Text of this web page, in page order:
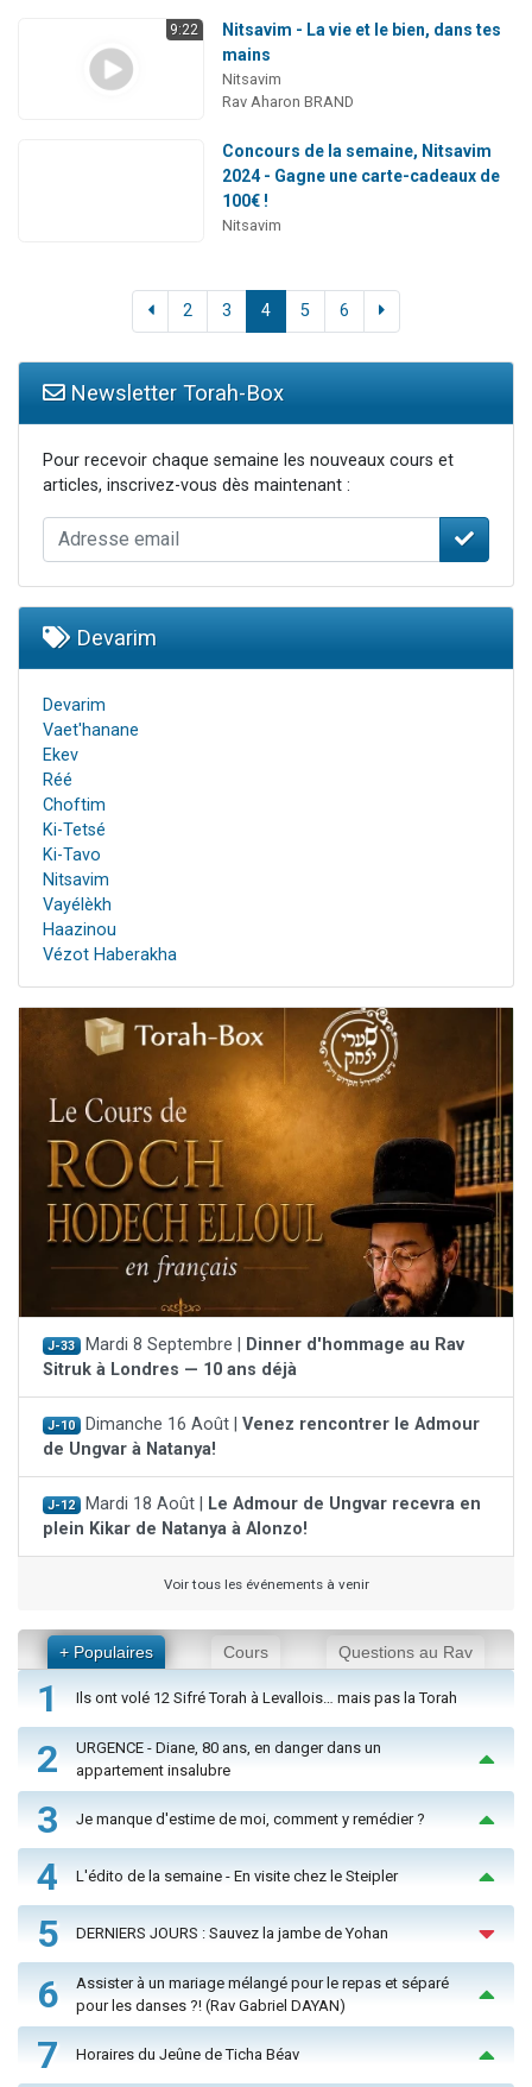
9:22
Nitsavim - La vie et le bien, dans tes
mains
Nitsavim
Rav Aharon BRAND
Concours de la semaine, Nitsavim
2024 - Gagne une carte-cadeaux de
100€ !
Nitsavim
2 3 4 5 6
Newsletter Torah-Box
Pour recevoir chaque semaine les nouveaux cours et
articles, inscrivez-vous dès maintenant :
Devarim
Devarim
Vaet'hanane
Ekev
Réé
Choftim
Ki-Tetsé
Ki-Tavo
Nitsavim
Vayélèkh
Haazinou
Vézot Haberakha
J-33 Mardi 8 Septembre |
Dinner d'hommage au Rav
Sitruk à Londres — 10 ans déjà
J-10 Dimanche 16 Août | Venez rencontrer le Admour
de Ungvar à Natanya!
J-12 Mardi 18 Août |
Le Admour de Ungvar recevra en
plein Kikar de Natanya à Alonzo!
Voir tous les événements à venir
+ Populaires Cours Questions au Rav
1 Ils ont volé 12 Sifré Torah à Levallois… mais pas la Torah
2
URGENCE - Diane, 80 ans, en danger dans un
appartement insalubre
3 Je manque d'estime de moi, comment y remédier ?
4 L'édito de la semaine - En visite chez le Steipler
5 DERNIERS JOURS : Sauvez la jambe de Yohan
6
Assister à un mariage mélangé pour le repas et séparé
pour les danses ?! (Rav Gabriel DAYAN)
7 Horaires du Jeûne de Ticha Béav